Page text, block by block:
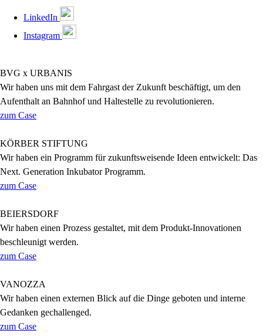
LinkedIn
Instagram
BVG x URBANIS
Wir haben uns mit dem Fahrgast der Zukunft beschäftigt, um den
Aufenthalt an Bahnhof und Haltestelle zu revolutionieren.
zum Case
KÖRBER STIFTUNG
Wir haben ein Programm für zukunftsweisende Ideen entwickelt: Das
Next. Generation Inkubator Programm.
zum Case
BEIERSDORF
Wir haben einen Prozess gestaltet, mit dem Produkt-Innovationen
beschleunigt werden.
zum Case
VANOZZA
Wir haben einen externen Blick auf die Dinge geboten und interne
Gedanken gechallenged.
zum Case